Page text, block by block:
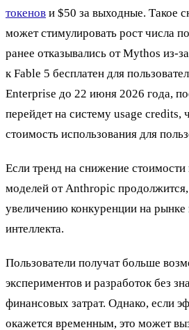
токенов и $50 за выходные. Такое
может стимулировать рост числа
ранее отказывались от Mythos из-
к Fable 5 бесплатен для
Enterprise до 22 июня 2026 года,
перейдет на систему usage credits,
стоимость использования для
Если тренд на снижение стоимости
моделей от Anthropic
увеличению конкуренции на рынке
интеллекта.
Пользователи получат больше
экспериментов и разработок без
финансовых затрат. Однако, если
окажется временным, это может